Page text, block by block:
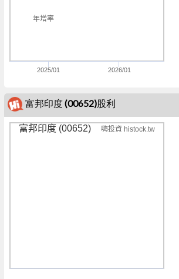
年增率
2025/01 2026/01
富邦印度 (00652)股利
富邦印度 (00652) 嗨投資 histock.tw